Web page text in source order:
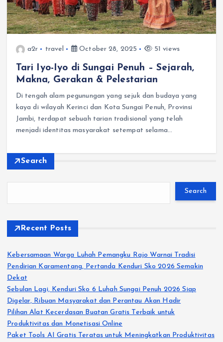
a2r travel October 28, 2025 51 views
Tari Iyo-Iyo di Sungai Penuh – Sejarah,
Makna, Gerakan & Pelestarian
Di tengah alam pegunungan yang sejuk dan budaya yang
kaya di wilayah Kerinci dan Kota Sungai Penuh, Provinsi
Jambi, terdapat sebuah tarian tradisional yang telah
menjadi identitas masyarakat setempat selama…
Search
Search
Recent Posts
Kebersamaan Warga Luhah Pemangku Rajo Warnai Tradisi
Pendirian Karamentang, Pertanda Kenduri Sko 2026 Semakin
Dekat
Sebulan Lagi, Kenduri Sko 6 Luhah Sungai Penuh 2026 Siap
Digelar, Ribuan Masyarakat dan Perantau Akan Hadir
Pilihan Alat Kecerdasan Buatan Gratis Terbaik untuk
Produktivitas dan Monetisasi Online
Paket Tools AI Gratis Teratas untuk Meningkatkan Produktivitas